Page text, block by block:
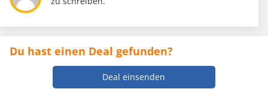
Du hast einen Deal gefunden?
Deal einsenden